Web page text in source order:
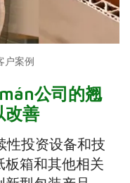
户案例
公司的翘
改善
性投资设备和技
板箱和其他相关